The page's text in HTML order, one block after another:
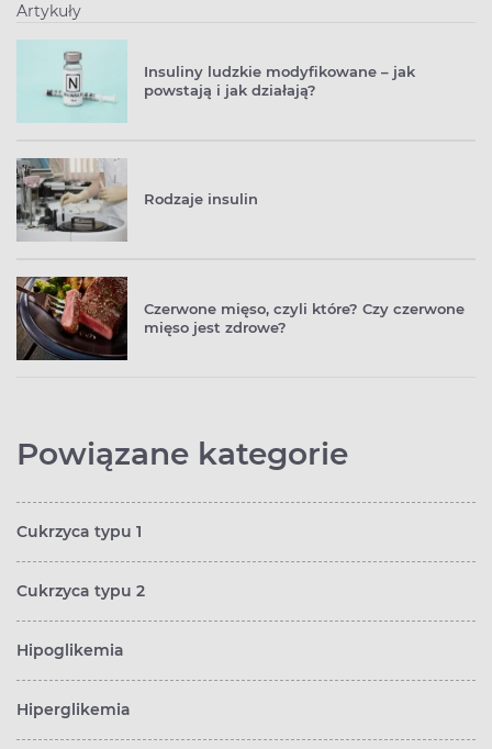
Artykuły
Insuliny ludzkie modyfikowane – jak
powstają i jak działają?
Rodzaje insulin
Czerwone mięso, czyli które? Czy czerwone
mięso jest zdrowe?
Powiązane kategorie
Cukrzyca typu 1
Cukrzyca typu 2
Hipoglikemia
Hiperglikemia